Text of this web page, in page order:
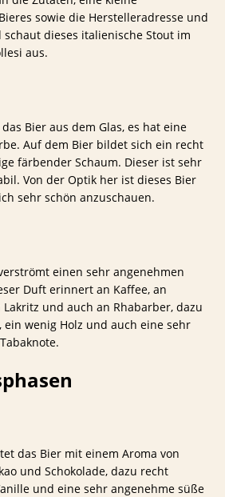
sowie die Herstelleradresse und
schaut dieses italienische Stout im
aus.
Bier aus dem Glas, es hat eine
Auf dem Bier bildet sich ein recht
färbender Schaum. Dieser ist sehr
Von der Optik her ist dieses Bier
sehr schön anzuschauen.
einen sehr angenehmen
Duft erinnert an Kaffee, an
Lakritz und auch an Rhabarber, dazu
ein wenig Holz und auch eine sehr
das Bier mit einem Aroma von
und Schokolade, dazu recht
und eine sehr angenehme süße